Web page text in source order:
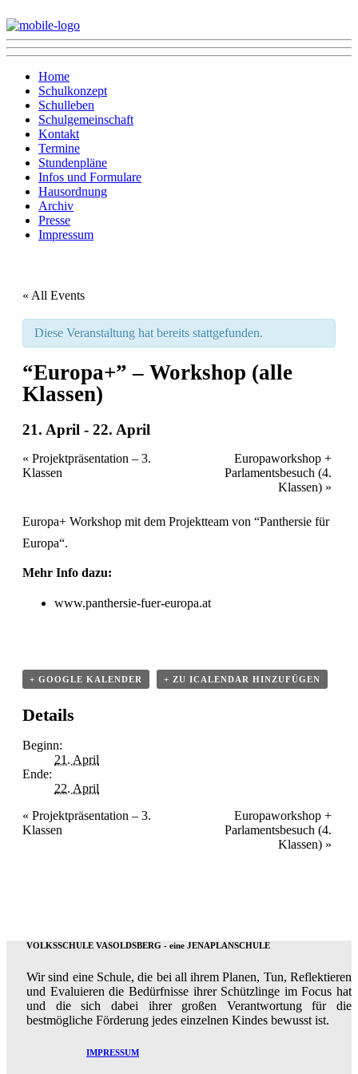
Home
Schulkonzept
Schulleben
Schulgemeinschaft
Kontakt
Termine
Stundenpläne
Infos und Formulare
Hausordnung
Archiv
Presse
Impressum
« All Events
Diese Veranstaltung hat bereits stattgefunden.
“Europa+” – Workshop (alle
Klassen)
21. April - 22. April
Event
Navigation
« Projektpräsentation – 3.
Klassen
Europaworkshop +
Parlamentsbesuch (4.
Klassen) »
Europa+ Workshop mit dem Projektteam von “Panthersie für
Europa“.
Mehr Info dazu:
www.panthersie-fuer-europa.at
+ GOOGLE KALENDER + ZU ICALENDAR HINZUFÜGEN
Details
Beginn:
21. April
Ende:
22. April
Event
Navigation
« Projektpräsentation – 3.
Klassen
Europaworkshop +
Parlamentsbesuch (4.
Klassen) »
VOLKSSCHULE VASOLDSBERG - eine JENAPLANSCHULE
Wir sind eine Schule, die bei all ihrem Planen, Tun, Reflektieren
und Evaluieren die Bedürfnisse ihrer Schützlinge im Focus hat
und die sich dabei ihrer großen Verantwortung für die
bestmögliche Förderung jedes einzelnen Kindes bewusst ist.
IMPRESSUM